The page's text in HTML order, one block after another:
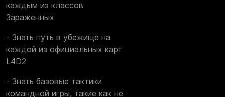
каждым из классов
Зараженных
- Знать путь в убежище на
каждой из официальных карт
L4D2
- Знать базовые тактики
командной игры, такие как не